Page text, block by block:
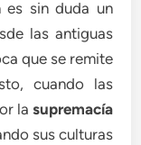
es sin duda un
las antiguas
que se remite
cuando las
la supremacía
sus culturas